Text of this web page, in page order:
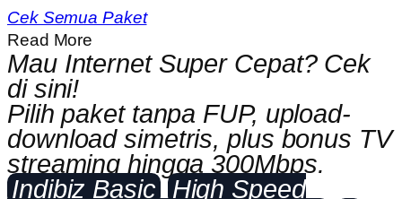
Cek Semua Paket
Read More
Mau Internet Super Cepat? Cek
di sini!
Pilih paket tanpa FUP, upload-
download simetris, plus bonus TV
streaming hingga 300Mbps.
Indibiz Basic
High Speed